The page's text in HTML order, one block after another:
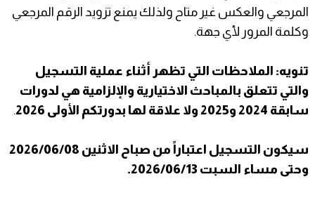
المرجعي والعكس غير متاح ولذلك يمنع تزويد الرقم المرجعي
وكلمة المرور لأي جهة.
تنويه: الملاحظات التي تظهر أثناء عملية التسجيل
والتي تتعلق بالمباحث الاختيارية والإلزامية هي لدورات
سابقة 2024 و2025 ولا علاقة لها بدورتكم الأولى 2026
.
سيكون التسجيل اعتباراً من صباح الاثنين 2026/06/08
وحتى مساء السبت 2026/06/13.